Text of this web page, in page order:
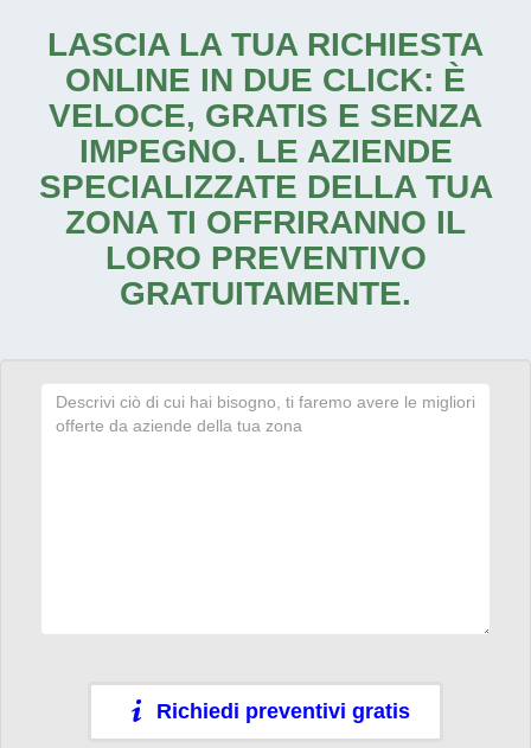
LASCIA LA TUA RICHIESTA
ONLINE IN DUE CLICK: È
VELOCE, GRATIS E SENZA
IMPEGNO. LE AZIENDE
SPECIALIZZATE DELLA TUA
ZONA TI OFFRIRANNO IL
LORO PREVENTIVO
GRATUITAMENTE.
Richiedi preventivi gratis